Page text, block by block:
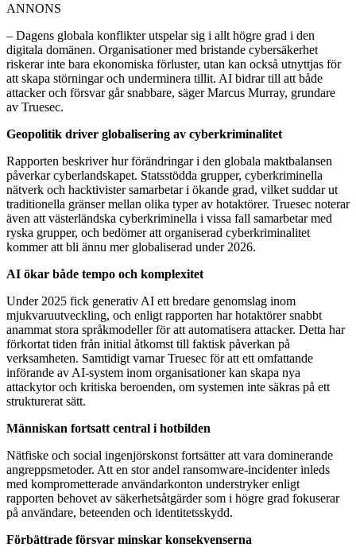
ANNONS
– Dagens globala konflikter utspelar sig i allt högre grad i den
digitala domänen. Organisationer med bristande cybersäkerhet
riskerar inte bara ekonomiska förluster, utan kan också utnyttjas för
att skapa störningar och underminera tillit. AI bidrar till att både
attacker och försvar går snabbare, säger Marcus Murray, grundare
av Truesec.
Geopolitik driver globalisering av cyberkriminalitet
Rapporten beskriver hur förändringar i den globala maktbalansen
påverkar cyberlandskapet. Statsstödda grupper, cyberkriminella
nätverk och hacktivister samarbetar i ökande grad, vilket suddar ut
traditionella gränser mellan olika typer av hotaktörer. Truesec noterar
även att västerländska cyberkriminella i vissa fall samarbetar med
ryska grupper, och bedömer att organiserad cyberkriminalitet
kommer att bli ännu mer globaliserad under 2026.
AI ökar både tempo och komplexitet
Under 2025 fick generativ AI ett bredare genomslag inom
mjukvaruutveckling, och enligt rapporten har hotaktörer snabbt
anammat stora språkmodeller för att automatisera attacker. Detta har
förkortat tiden från initial åtkomst till faktisk påverkan på
verksamheten. Samtidigt varnar Truesec för att ett omfattande
införande av AI-system inom organisationer kan skapa nya
attackytor och kritiska beroenden, om systemen inte säkras på ett
strukturerat sätt.
Människan fortsatt central i hotbilden
Nätfiske och social ingenjörskonst fortsätter att vara dominerande
angreppsmetoder. Att en stor andel ransomware-incidenter inleds
med komprometterade användarkonton understryker enligt
rapporten behovet av säkerhetsåtgärder som i högre grad fokuserar
på användare, beteenden och identitetsskydd.
Förbättrade försvar minskar konsekvenserna